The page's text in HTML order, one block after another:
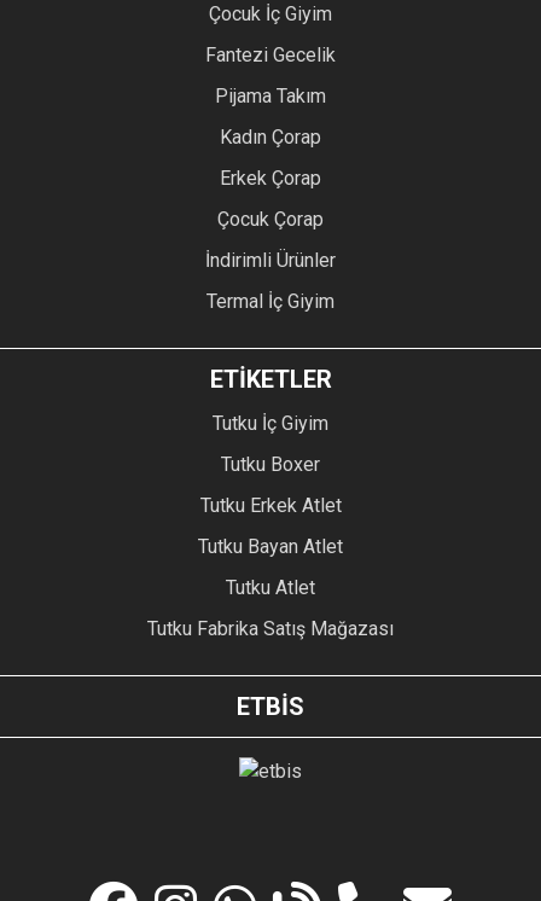
Çocuk İç Giyim
Fantezi Gecelik
Pijama Takım
Kadın Çorap
Erkek Çorap
Çocuk Çorap
İndirimli Ürünler
Termal İç Giyim
ETİKETLER
Tutku İç Giyim
Tutku Boxer
Tutku Erkek Atlet
Tutku Bayan Atlet
Tutku Atlet
Tutku Fabrika Satış Mağazası
ETBİS